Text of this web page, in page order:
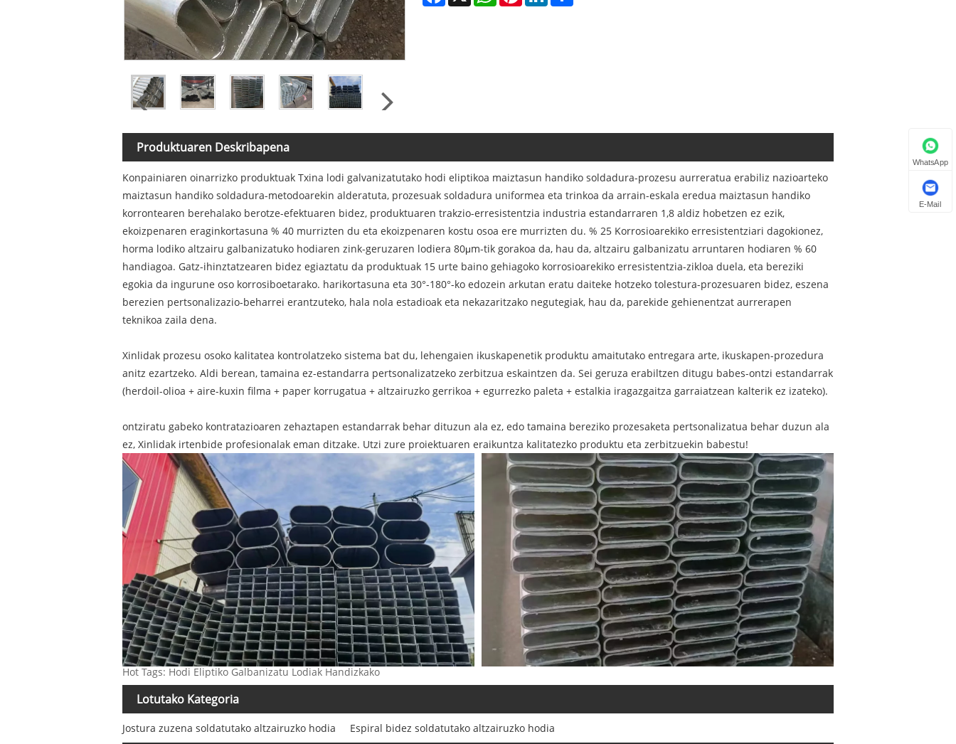
Produktuaren Deskribapena
Konpainiaren oinarrizko produktuak Txina lodi galvanizatutako hodi eliptikoa maiztasun handiko soldadura-prozesu aurreratua erabiliz nazioarteko
maiztasun handiko soldadura-metodoarekin alderatuta, prozesuak soldadura uniformea eta trinkoa da arrain-eskala eredua maiztasun handiko
korrontearen berehalako berotze-efektuaren bidez, produktuaren trakzio-erresistentzia industria estandarraren 1,8 aldiz hobetzen ez ezik,
ekoizpenaren eraginkortasuna % 40 murrizten du eta ekoizpenaren kostu osoa ere murrizten du. % 25 Korrosioarekiko erresistentziari dagokionez,
horma lodiko altzairu galbanizatuko hodiaren zink-geruzaren lodiera 80μm-tik gorakoa da, hau da, altzairu galbanizatu arruntaren hodiaren % 60
handiagoa. Gatz-ihinztatzearen bidez egiaztatu da produktuak 15 urte baino gehiagoko korrosioarekiko erresistentzia-zikloa duela, eta bereziki
egokia da ingurune oso korrosiboetarako. harikortasuna eta 30°-180°-ko edozein arkutan eratu daiteke hotzeko tolestura-prozesuaren bidez, eszena
berezien pertsonalizazio-beharrei erantzuteko, hala nola estadioak eta nekazaritzako negutegiak, hau da, parekide gehienentzat aurrerapen
teknikoa zaila dena.
Xinlidak prozesu osoko kalitatea kontrolatzeko sistema bat du, lehengaien ikuskapenetik produktu amaitutako entregara arte, ikuskapen-prozedura
anitz ezartzeko. Aldi berean, tamaina ez-estandarra pertsonalizatzeko zerbitzua eskaintzen da. Sei geruza erabiltzen ditugu babes-ontzi estandarrak
(herdoil-olioa + aire-kuxin filma + paper korrugatua + altzairuzko gerrikoa + egurrezko paleta + estalkia iragazgaitza garraiatzean kalterik ez izateko).
ontziratu gabeko kontratazioaren zehaztapen estandarrak behar dituzun ala ez, edo tamaina bereziko prozesaketa pertsonalizatua behar duzun ala
ez, Xinlidak irtenbide profesionalak eman ditzake. Utzi zure proiektuaren eraikuntza kalitatezko produktu eta zerbitzuekin babestu!
Hot Tags: Hodi Eliptiko Galbanizatu Lodiak Handizkako
Lotutako Kategoria
Jostura zuzena soldatutako altzairuzko hodia Espiral bidez soldatutako altzairuzko hodia
WhatsApp
E-Mail